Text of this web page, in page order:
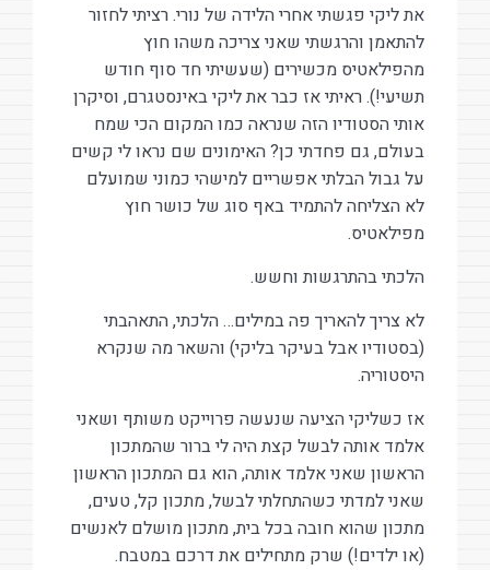
את ליקי פגשתי אחרי הלידה של נורי. רציתי לחזור
להתאמן והרגשתי שאני צריכה משהו חוץ
מהפילאטיס מכשירים (שעשיתי חד סוף חודש
תשיעי!). ראיתי אז כבר את ליקי באינסטגרם, וסיקרן
אותי הסטודיו הזה שנראה כמו המקום הכי שמח
בעולם, גם פחדתי כן? האימונים שם נראו לי קשים
על גבול הבלתי אפשריים למישהי כמוני שמועלם
לא הצליחה להתמיד באף סוג של כושר חוץ
מפילאטיס.
הלכתי בהתרגשות וחשש.
לא צריך להאריך פה במילים… הלכתי, התאהבתי
(בסטודיו אבל בעיקר בליקי) והשאר מה שנקרא
היסטוריה.
אז כשליקי הציעה שנעשה פרוייקט משותף ושאני
אלמד אותה לבשל קצת היה לי ברור שהמתכון
הראשון שאני אלמד אותה, הוא גם המתכון הראשון
שאני למדתי כשהתחלתי לבשל, מתכון קל, טעים,
מתכון שהוא חובה בכל בית, מתכון מושלם לאנשים
(או ילדים!) שרק מתחילים את דרכם במטבח.